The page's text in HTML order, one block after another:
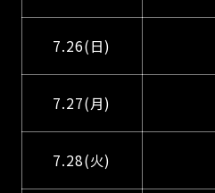
7.26(日)
7.27(月)
7.28(火)